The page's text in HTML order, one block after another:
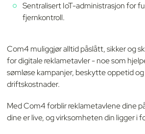
Sentralisert IoT-administrasjon for
fjernkontroll.
Com4 muliggjør alltid påslått, sikker og
for digitale reklametavler - noe som
sømløse kampanjer, beskytte oppetid
driftskostnader.
Med Com4 forblir reklametavlene dine
dine er live, og virksomheten din ligger i